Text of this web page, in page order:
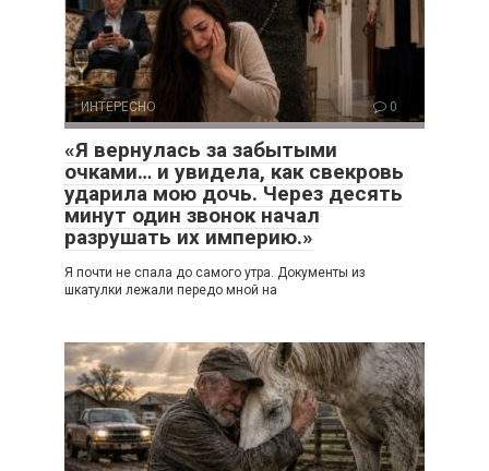
ИНТЕРЕСНО 0
«Я вернулась за забытыми
очками… и увидела, как свекровь
ударила мою дочь. Через десять
минут один звонок начал
разрушать их империю.»
Я почти не спала до самого утра. Документы из
шкатулки лежали передо мной на